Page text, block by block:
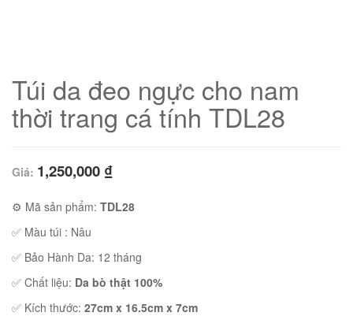
Túi da đeo ngực cho nam
thời trang cá tính TDL28
Giá: 1,250,000 ₫
⚙ Mã sản phẩm: TDL28
✅ Màu túi : Nâu
✅ Bảo Hành Da: 12 tháng
✅ Chất liệu: Da bò thật 100%
✅ Kích thước: 27cm x 16.5cm x 7cm